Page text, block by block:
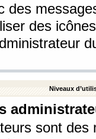
des
des
Niveaux
sont